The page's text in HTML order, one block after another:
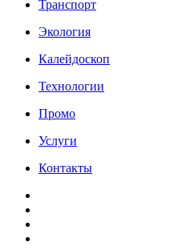
Транспорт
Экология
Калейдоскоп
Технологии
Промо
Услуги
Контакты